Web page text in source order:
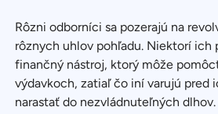
Rôzni odborníci sa pozerajú na
rôznych uhlov pohľadu. Niektorí ich
finančný nástroj, ktorý môže
výdavkoch, zatiaľ čo iní varujú pred
narastať do nezvládnuteľných dlhov.